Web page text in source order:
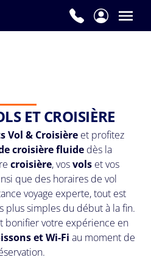
ET CROISIÈRE
Vol & Croisière et profitez
croisière fluide dès la
croisière, vosvols et vos
que des horaires de vol
voyage experte, tout est
plus simples du début à la fin.
bonifier votre expérience en
et Wi-Fi au moment de